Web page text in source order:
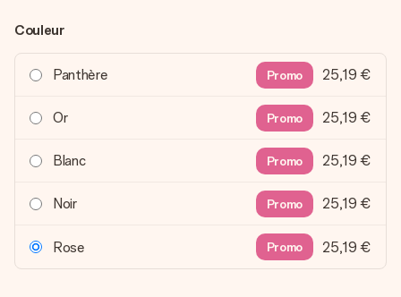
Couleur
Panthère Promo 25,19 €
Or Promo 25,19 €
Blanc Promo 25,19 €
Noir Promo 25,19 €
Rose Promo 25,19 €